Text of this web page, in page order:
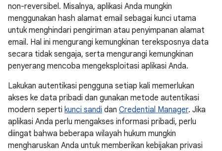
non-reversibel. Misalnya, aplikasi Anda mungkin
menggunakan hash alamat email sebagai kunci utama
untuk menghindari pengiriman atau penyimpanan alamat
email. Hal ini mengurangi kemungkinan tereksposnya data
secara tidak sengaja, serta mengurangi kemungkinan
penyerang mencoba mengeksploitasi aplikasi Anda.
Lakukan autentikasi pengguna setiap kali memerlukan
akses ke data pribadi dan gunakan metode autentikasi
modern seperti kunci sandi dan Credential Manager. Jika
aplikasi Anda perlu mengakses informasi pribadi, perlu
diingat bahwa beberapa wilayah hukum mungkin
mengharuskan Anda untuk memberikan kebijakan privasi